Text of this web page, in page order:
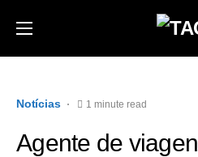
Notícias 1 minute read
Agente de